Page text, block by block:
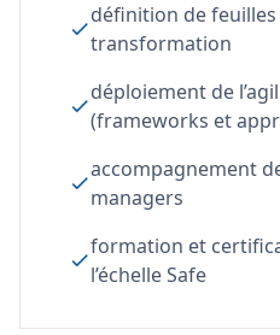
définition de
transformation
déploiement de
(frameworks et
accompagnement
managers
formation et
l’échelle Safe